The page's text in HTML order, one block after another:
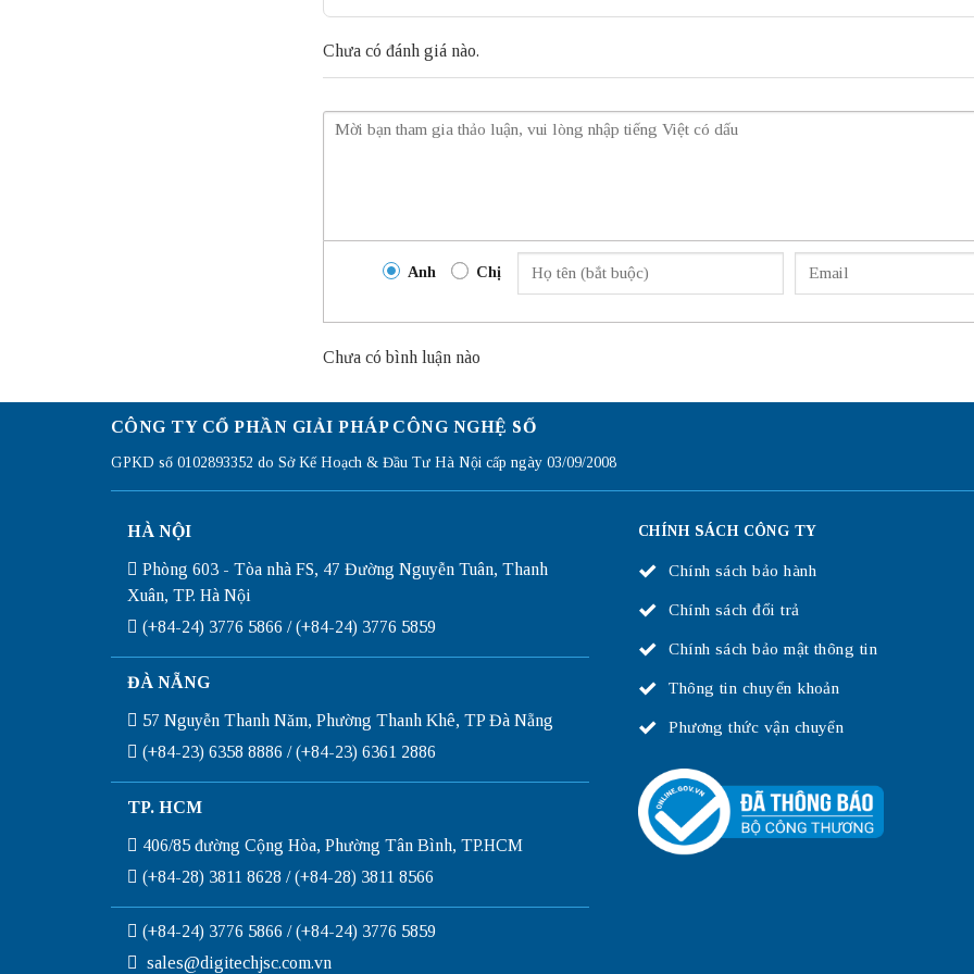
Chưa có đánh giá nào.
Anh Chị
Chưa có bình luận nào
CÔNG TY CỔ PHẦN GIẢI PHÁP CÔNG NGHỆ SỐ
GPKD số 0102893352 do Sở Kế Hoạch & Đầu Tư Hà Nội cấp ngày 03/09/2008
HÀ NỘI
Phòng 603 - Tòa nhà FS, 47 Đường Nguyễn Tuân, Thanh
Xuân, TP. Hà Nội
(+84-24) 3776 5866 / (+84-24) 3776 5859
ĐÀ NẴNG
57 Nguyễn Thanh Năm, Phường Thanh Khê, TP Đà Nẵng
(+84-23) 6358 8886 / (+84-23) 6361 2886
TP. HCM
406/85 đường Cộng Hòa, Phường Tân Bình, TP.HCM
(+84-28) 3811 8628 / (+84-28) 3811 8566
(+84-24) 3776 5866 / (+84-24) 3776 5859
sales@digitechjsc.com.vn
CHÍNH SÁCH CÔNG TY
Chính sách bảo hành
Chính sách đổi trả
Chính sách bảo mật thông tin
Thông tin chuyển khoản
Phương thức vận chuyển